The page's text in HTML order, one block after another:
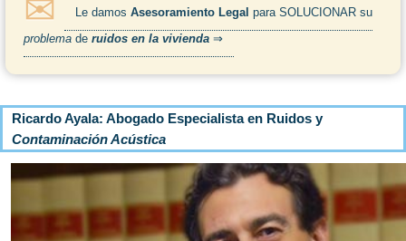
Le damosAsesoramiento Legal para SOLUCIONAR su
problema de ruidos en la vivienda ⇒
Ricardo Ayala: Abogado Especialista en Ruidos y
Contaminación Acústica